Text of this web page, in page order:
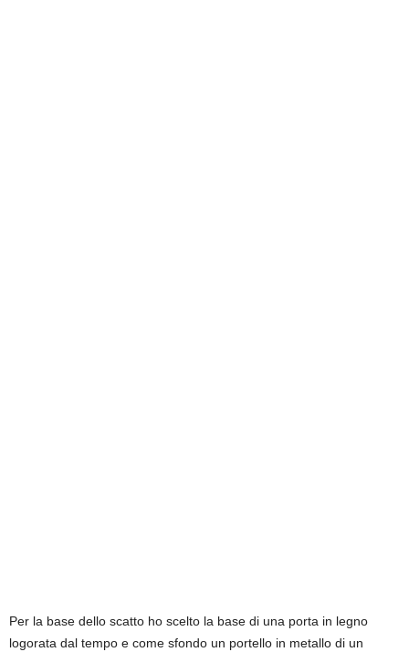
Per la base dello scatto ho scelto la base di una porta in legno
logorata dal tempo e come sfondo un portello in metallo di un